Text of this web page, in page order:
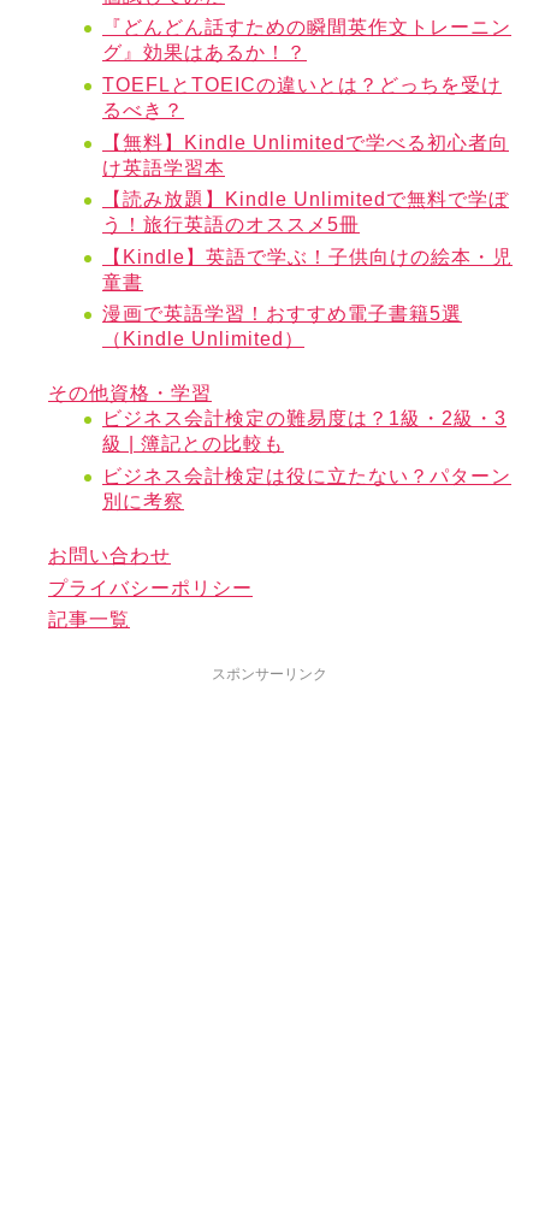
『どんどん話すための瞬間英作文トレーニン
グ』効果はあるか！？
TOEFLとTOEICの違いとは？どっちを受け
るべき？
【無料】Kindle Unlimitedで学べる初心者向
け英語学習本
【読み放題】Kindle Unlimitedで無料で学ぼ
う！旅行英語のオススメ5冊
【Kindle】英語で学ぶ！子供向けの絵本・児
童書
漫画で英語学習！おすすめ電子書籍5選
（Kindle Unlimited）
その他資格・学習
ビジネス会計検定の難易度は？1級・2級・3
級 | 簿記との比較も
ビジネス会計検定は役に立たない？パターン
別に考察
お問い合わせ
プライバシーポリシー
記事一覧
スポンサーリンク